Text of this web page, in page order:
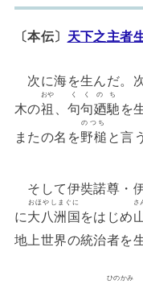
〔本伝〕 天下之主者
次に海を生んだ。
木の祖
おや
、 句句廼馳
くくのち
を
またの名を野槌
のつち
と言
そして伊奘諾尊・
に大八洲国
おほやしまぐに
をはじめ
さ
地上世界の統治者を
ひのかみ